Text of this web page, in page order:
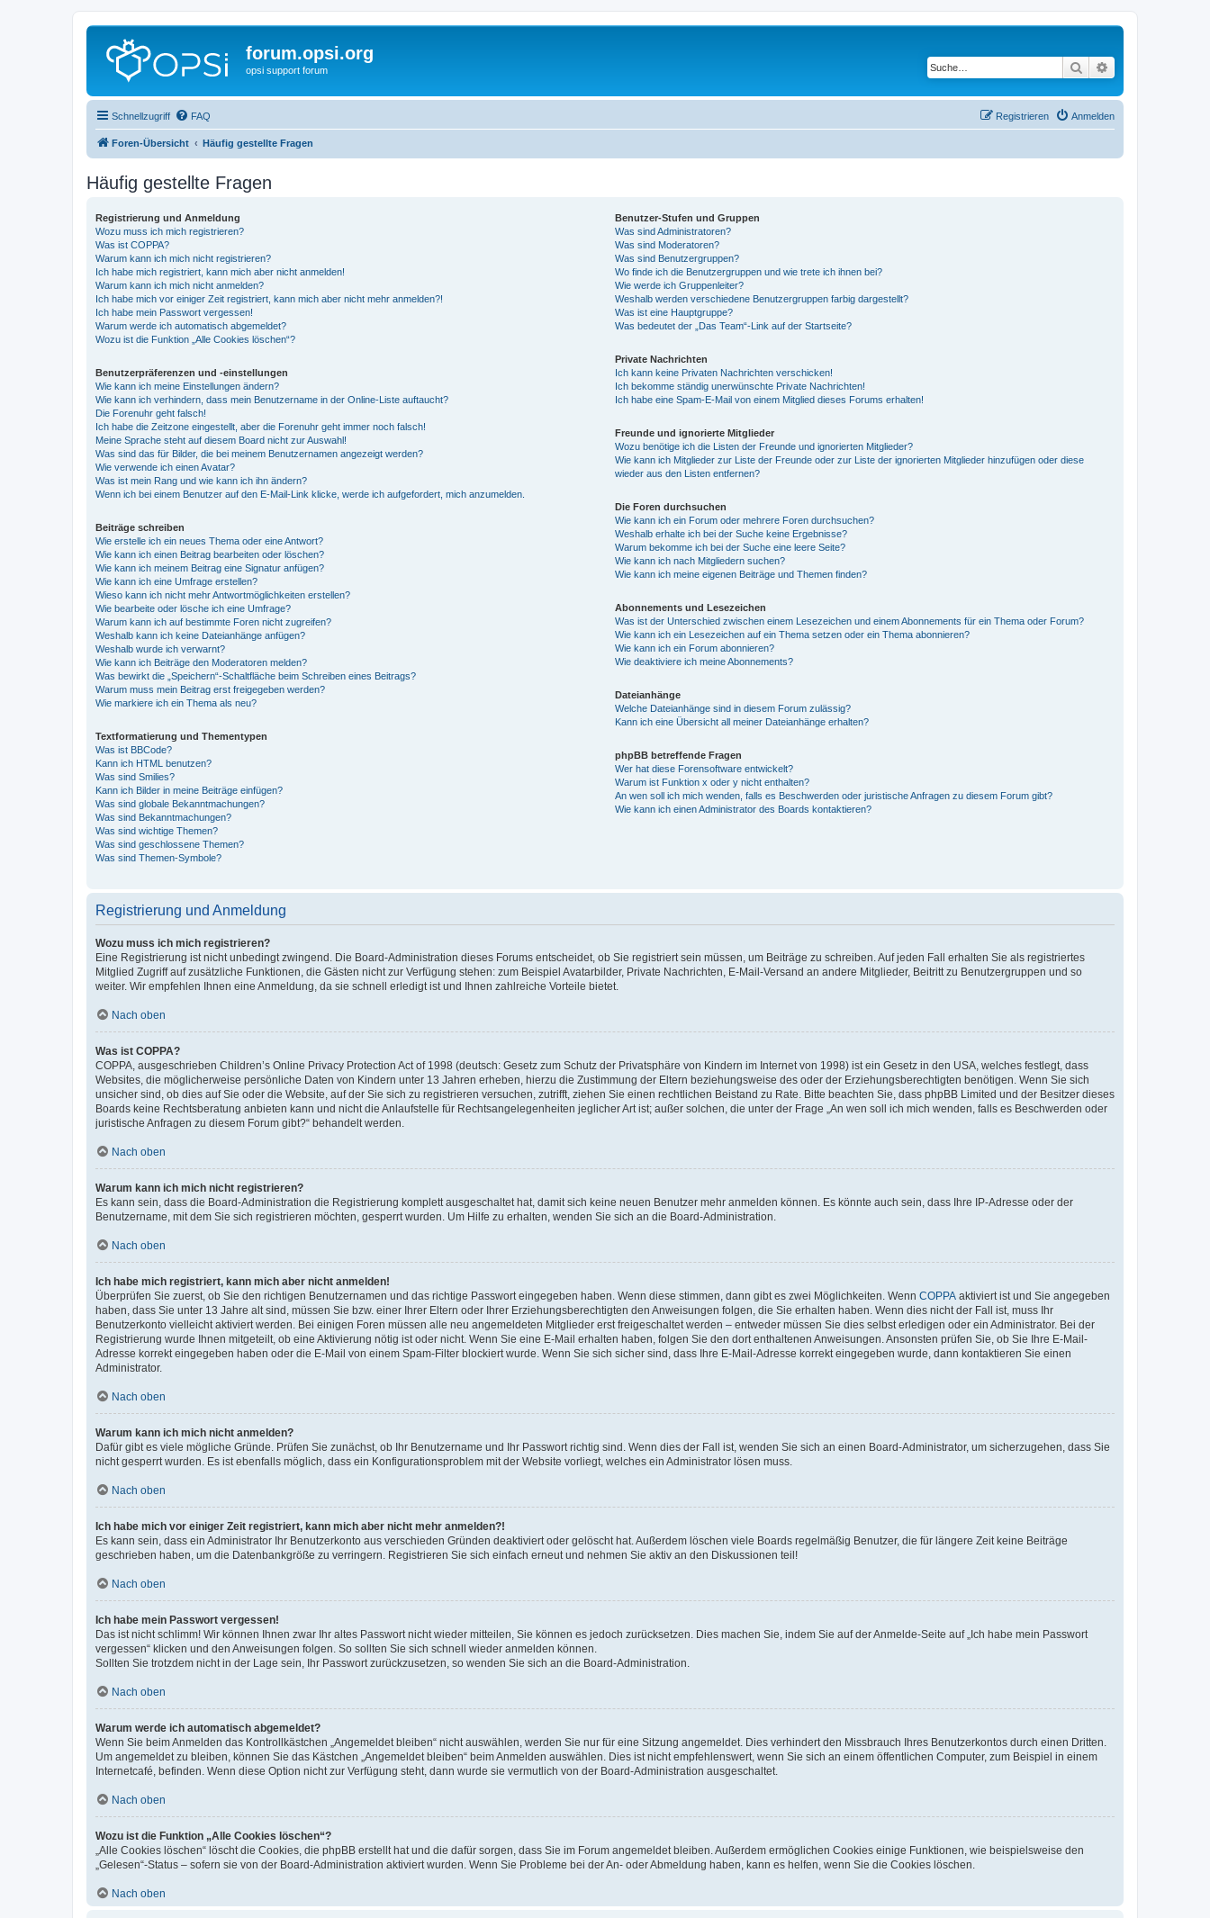
forum.opsi.org
opsi support forum Suche
Schnellzugriff FAQ Anmelden
Registrieren
Foren-Übersicht Häufig gestellte Fragen
Häufig gestellte Fragen
Registrierung und Anmeldung
Wozu muss ich mich registrieren?
Was ist COPPA?
Warum kann ich mich nicht registrieren?
Ich habe mich registriert, kann mich aber nicht anmelden!
Warum kann ich mich nicht anmelden?
Ich habe mich vor einiger Zeit registriert, kann mich aber nicht mehr anmelden?!
Ich habe mein Passwort vergessen!
Warum werde ich automatisch abgemeldet?
Wozu ist die Funktion „Alle Cookies löschen“?
Benutzerpräferenzen und -einstellungen
Wie kann ich meine Einstellungen ändern?
Wie kann ich verhindern, dass mein Benutzername in der Online-Liste auftaucht?
Die Forenuhr geht falsch!
Ich habe die Zeitzone eingestellt, aber die Forenuhr geht immer noch falsch!
Meine Sprache steht auf diesem Board nicht zur Auswahl!
Was sind das für Bilder, die bei meinem Benutzernamen angezeigt werden?
Wie verwende ich einen Avatar?
Was ist mein Rang und wie kann ich ihn ändern?
Wenn ich bei einem Benutzer auf den E-Mail-Link klicke, werde ich aufgefordert, mich anzumelden.
Beiträge schreiben
Wie erstelle ich ein neues Thema oder eine Antwort?
Wie kann ich einen Beitrag bearbeiten oder löschen?
Wie kann ich meinem Beitrag eine Signatur anfügen?
Wie kann ich eine Umfrage erstellen?
Wieso kann ich nicht mehr Antwortmöglichkeiten erstellen?
Wie bearbeite oder lösche ich eine Umfrage?
Warum kann ich auf bestimmte Foren nicht zugreifen?
Weshalb kann ich keine Dateianhänge anfügen?
Weshalb wurde ich verwarnt?
Wie kann ich Beiträge den Moderatoren melden?
Was bewirkt die „Speichern“-Schaltfläche beim Schreiben eines Beitrags?
Warum muss mein Beitrag erst freigegeben werden?
Wie markiere ich ein Thema als neu?
Textformatierung und Thementypen
Was ist BBCode?
Kann ich HTML benutzen?
Was sind Smilies?
Kann ich Bilder in meine Beiträge einfügen?
Was sind globale Bekanntmachungen?
Was sind Bekanntmachungen?
Was sind wichtige Themen?
Was sind geschlossene Themen?
Was sind Themen-Symbole?
Benutzer-Stufen und Gruppen
Was sind Administratoren?
Was sind Moderatoren?
Was sind Benutzergruppen?
Wo finde ich die Benutzergruppen und wie trete ich ihnen bei?
Wie werde ich Gruppenleiter?
Weshalb werden verschiedene Benutzergruppen farbig dargestellt?
Was ist eine Hauptgruppe?
Was bedeutet der „Das Team“-Link auf der Startseite?
Private Nachrichten
Ich kann keine Privaten Nachrichten verschicken!
Ich bekomme ständig unerwünschte Private Nachrichten!
Ich habe eine Spam-E-Mail von einem Mitglied dieses Forums erhalten!
Freunde und ignorierte Mitglieder
Wozu benötige ich die Listen der Freunde und ignorierten Mitglieder?
Wie kann ich Mitglieder zur Liste der Freunde oder zur Liste der ignorierten Mitglieder hinzufügen oder diese
wieder aus den Listen entfernen?
Die Foren durchsuchen
Wie kann ich ein Forum oder mehrere Foren durchsuchen?
Weshalb erhalte ich bei der Suche keine Ergebnisse?
Warum bekomme ich bei der Suche eine leere Seite?
Wie kann ich nach Mitgliedern suchen?
Wie kann ich meine eigenen Beiträge und Themen finden?
Abonnements und Lesezeichen
Was ist der Unterschied zwischen einem Lesezeichen und einem Abonnements für ein Thema oder Forum?
Wie kann ich ein Lesezeichen auf ein Thema setzen oder ein Thema abonnieren?
Wie kann ich ein Forum abonnieren?
Wie deaktiviere ich meine Abonnements?
Dateianhänge
Welche Dateianhänge sind in diesem Forum zulässig?
Kann ich eine Übersicht all meiner Dateianhänge erhalten?
phpBB betreffende Fragen
Wer hat diese Forensoftware entwickelt?
Warum ist Funktion x oder y nicht enthalten?
An wen soll ich mich wenden, falls es Beschwerden oder juristische Anfragen zu diesem Forum gibt?
Wie kann ich einen Administrator des Boards kontaktieren?
Registrierung und Anmeldung
Wozu muss ich mich registrieren?
Eine Registrierung ist nicht unbedingt zwingend. Die Board-Administration dieses Forums entscheidet, ob Sie registriert sein müssen, um Beiträge zu schreiben. Auf jeden Fall erhalten Sie als registriertes
Mitglied Zugriff auf zusätzliche Funktionen, die Gästen nicht zur Verfügung stehen: zum Beispiel Avatarbilder, Private Nachrichten, E-Mail-Versand an andere Mitglieder, Beitritt zu Benutzergruppen und so
weiter. Wir empfehlen Ihnen eine Anmeldung, da sie schnell erledigt ist und Ihnen zahlreiche Vorteile bietet.
Nach oben
Was ist COPPA?
COPPA, ausgeschrieben Children’s Online Privacy Protection Act of 1998 (deutsch: Gesetz zum Schutz der Privatsphäre von Kindern im Internet von 1998) ist ein Gesetz in den USA, welches festlegt, dass
Websites, die möglicherweise persönliche Daten von Kindern unter 13 Jahren erheben, hierzu die Zustimmung der Eltern beziehungsweise des oder der Erziehungsberechtigten benötigen. Wenn Sie sich
unsicher sind, ob dies auf Sie oder die Website, auf der Sie sich zu registrieren versuchen, zutrifft, ziehen Sie einen rechtlichen Beistand zu Rate. Bitte beachten Sie, dass phpBB Limited und der Besitzer dieses
Boards keine Rechtsberatung anbieten kann und nicht die Anlaufstelle für Rechtsangelegenheiten jeglicher Art ist; außer solchen, die unter der Frage „An wen soll ich mich wenden, falls es Beschwerden oder
juristische Anfragen zu diesem Forum gibt?“ behandelt werden.
Nach oben
Warum kann ich mich nicht registrieren?
Es kann sein, dass die Board-Administration die Registrierung komplett ausgeschaltet hat, damit sich keine neuen Benutzer mehr anmelden können. Es könnte auch sein, dass Ihre IP-Adresse oder der
Benutzername, mit dem Sie sich registrieren möchten, gesperrt wurden. Um Hilfe zu erhalten, wenden Sie sich an die Board-Administration.
Nach oben
Ich habe mich registriert, kann mich aber nicht anmelden!
Überprüfen Sie zuerst, ob Sie den richtigen Benutzernamen und das richtige Passwort eingegeben haben. Wenn diese stimmen, dann gibt es zwei Möglichkeiten. Wenn COPPA aktiviert ist und Sie angegeben
haben, dass Sie unter 13 Jahre alt sind, müssen Sie bzw. einer Ihrer Eltern oder Ihrer Erziehungsberechtigten den Anweisungen folgen, die Sie erhalten haben. Wenn dies nicht der Fall ist, muss Ihr
Benutzerkonto vielleicht aktiviert werden. Bei einigen Foren müssen alle neu angemeldeten Mitglieder erst freigeschaltet werden – entweder müssen Sie dies selbst erledigen oder ein Administrator. Bei der
Registrierung wurde Ihnen mitgeteilt, ob eine Aktivierung nötig ist oder nicht. Wenn Sie eine E-Mail erhalten haben, folgen Sie den dort enthaltenen Anweisungen. Ansonsten prüfen Sie, ob Sie Ihre E-Mail-
Adresse korrekt eingegeben haben oder die E-Mail von einem Spam-Filter blockiert wurde. Wenn Sie sich sicher sind, dass Ihre E-Mail-Adresse korrekt eingegeben wurde, dann kontaktieren Sie einen
Administrator.
Nach oben
Warum kann ich mich nicht anmelden?
Dafür gibt es viele mögliche Gründe. Prüfen Sie zunächst, ob Ihr Benutzername und Ihr Passwort richtig sind. Wenn dies der Fall ist, wenden Sie sich an einen Board-Administrator, um sicherzugehen, dass Sie
nicht gesperrt wurden. Es ist ebenfalls möglich, dass ein Konfigurationsproblem mit der Website vorliegt, welches ein Administrator lösen muss.
Nach oben
Ich habe mich vor einiger Zeit registriert, kann mich aber nicht mehr anmelden?!
Es kann sein, dass ein Administrator Ihr Benutzerkonto aus verschieden Gründen deaktiviert oder gelöscht hat. Außerdem löschen viele Boards regelmäßig Benutzer, die für längere Zeit keine Beiträge
geschrieben haben, um die Datenbankgröße zu verringern. Registrieren Sie sich einfach erneut und nehmen Sie aktiv an den Diskussionen teil!
Nach oben
Ich habe mein Passwort vergessen!
Das ist nicht schlimm! Wir können Ihnen zwar Ihr altes Passwort nicht wieder mitteilen, Sie können es jedoch zurücksetzen. Dies machen Sie, indem Sie auf der Anmelde-Seite auf „Ich habe mein Passwort
vergessen“ klicken und den Anweisungen folgen. So sollten Sie sich schnell wieder anmelden können.
Sollten Sie trotzdem nicht in der Lage sein, Ihr Passwort zurückzusetzen, so wenden Sie sich an die Board-Administration.
Nach oben
Warum werde ich automatisch abgemeldet?
Wenn Sie beim Anmelden das Kontrollkästchen „Angemeldet bleiben“ nicht auswählen, werden Sie nur für eine Sitzung angemeldet. Dies verhindert den Missbrauch Ihres Benutzerkontos durch einen Dritten.
Um angemeldet zu bleiben, können Sie das Kästchen „Angemeldet bleiben“ beim Anmelden auswählen. Dies ist nicht empfehlenswert, wenn Sie sich an einem öffentlichen Computer, zum Beispiel in einem
Internetcafé, befinden. Wenn diese Option nicht zur Verfügung steht, dann wurde sie vermutlich von der Board-Administration ausgeschaltet.
Nach oben
Wozu ist die Funktion „Alle Cookies löschen“?
„Alle Cookies löschen“ löscht die Cookies, die phpBB erstellt hat und die dafür sorgen, dass Sie im Forum angemeldet bleiben. Außerdem ermöglichen Cookies einige Funktionen, wie beispielsweise den
„Gelesen“-Status – sofern sie von der Board-Administration aktiviert wurden. Wenn Sie Probleme bei der An- oder Abmeldung haben, kann es helfen, wenn Sie die Cookies löschen.
Nach oben